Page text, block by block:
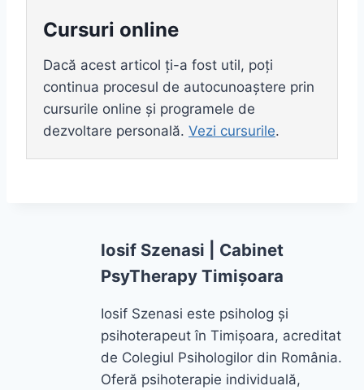
Cursuri online
Dacă acest articol ți-a fost util, poți
continua procesul de autocunoaștere prin
cursurile online și programele de
dezvoltare personală. Vezi cursurile.
Iosif Szenasi | Cabinet
PsyTherapy Timișoara
Iosif Szenasi este psiholog și
psihoterapeut în Timișoara, acreditat
de Colegiul Psihologilor din România.
Oferă psihoterapie individuală,